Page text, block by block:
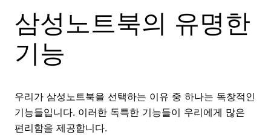
삼성노트북의 유명한
기능
우리가 삼성노트북을 선택하는 이유 중 하나는 독창적인
기능들입니다. 이러한 독특한 기능들이 우리에게 많은
편리함을 제공합니다.